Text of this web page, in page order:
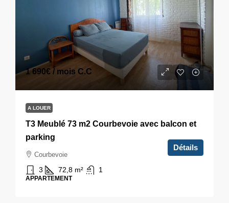
1 690€ / mois C.C
A LOUER
T3 Meublé 73 m2 Courbevoie avec balcon et
parking
Courbevoie
3 72,8 m² 1
APPARTEMENT
Détails